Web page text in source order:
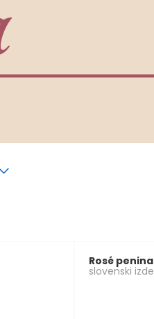
Rosé penina
slovenski